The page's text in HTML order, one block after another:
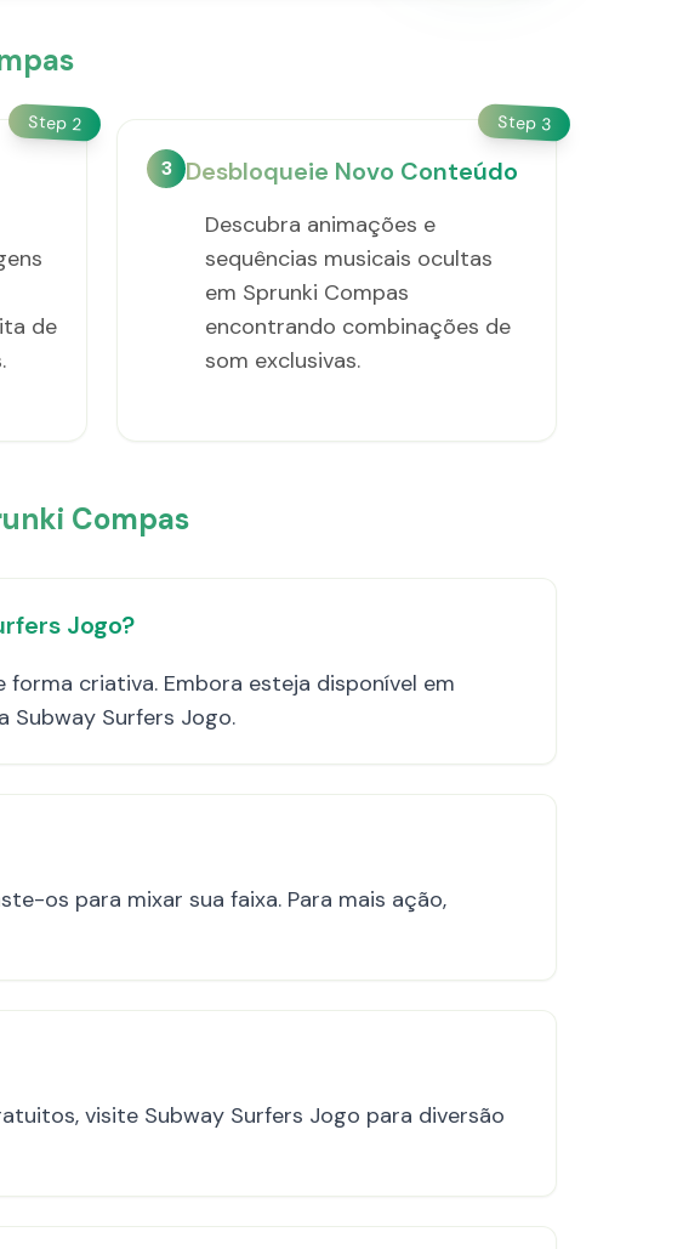
Step 2
de
Step 3
3 Desbloqueie Novo Conteúdo
Descubra animações e
sequências musicais ocultas
em Sprunki Compas
encontrando combinações de
som exclusivas.
Compas
Jogo?
criativa. Embora esteja disponível em
Subway Surfers Jogo.
os para mixar sua faixa. Para mais ação,
visite Subway Surfers Jogo para diversão